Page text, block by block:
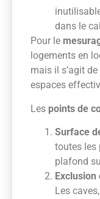
dans le
Pour le
logements en
mais il s’agit de
espaces
Les points de
Surface
toutes les
plafond
Les